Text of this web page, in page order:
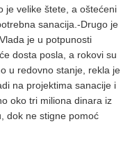
je velike štete, a oštećeni
sanacija.-Drugo je
je u potpunosti
dosta posla, a rokovi su
u redovno stanje, rekla je
na projektima sanacije i
oko tri miliona dinara iz
dok ne stigne pomoć